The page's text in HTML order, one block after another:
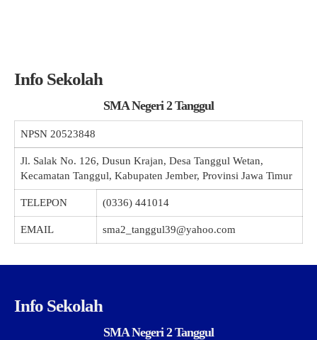
Info Sekolah
SMA Negeri 2 Tanggul
NPSN 20523848
Jl. Salak No. 126, Dusun Krajan, Desa Tanggul Wetan,
Kecamatan Tanggul, Kabupaten Jember, Provinsi Jawa Timur
TELEPON (0336) 441014
EMAIL sma2_tanggul39@yahoo.com
Info Sekolah
SMA Negeri 2 Tanggul